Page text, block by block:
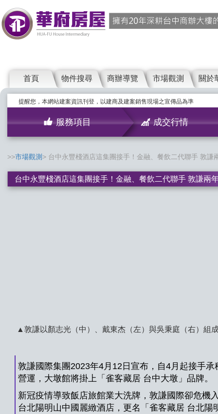
首頁 物件搜尋 商辦導覽 市場觀測 關於
提醒您，本網站建案資訊刊登，以建商及建案銷售現場之宣傳品為準
服務項目 成交行情
市場觀測 台中永豐棧酒店這集團接手！金融、餐飲二代聯手 敦
台中永豐棧酒店這集團接手！金融、餐飲二代聯手 敦謙兩
▲敦謙以顏志光（中）、戴東杰（左）與吳秉庭（右）組
敦謙國際集團2023年4月12日宣布，自4月起接手
營運，大墩館將掛上「雀客藏居 台中大墩」品牌。
新冠疫情導致飯店旅館業大洗牌，敦謙國際卻危機
台北陽明山中國麗緻酒店，更名「雀客藏居 台北